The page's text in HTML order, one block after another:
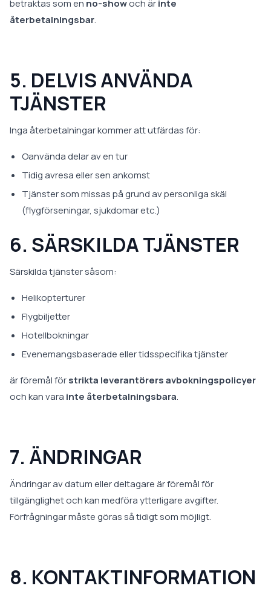
betraktas som en no-showoch ärinte
återbetalningsbar.
5. DELVIS ANVÄNDA
TJÄNSTER
Inga återbetalningar kommer att utfärdas för:
Oanvända delar av en tur
Tidig avresa eller sen ankomst
Tjänster som missas på grund av personliga skäl
(flygförseningar, sjukdomar etc.)
6. SÄRSKILDA TJÄNSTER
Särskilda tjänster såsom:
Helikopterturer
Flygbiljetter
Hotellbokningar
Evenemangsbaserade eller tidsspecifika tjänster
är föremål förstrikta leverantörers avbokningspolicyer
och kan vara inte återbetalningsbara.
7. ÄNDRINGAR
Ändringar av datum eller deltagare är föremål för
tillgänglighet och kan medföra ytterligare avgifter.
Förfrågningar måste göras så tidigt som möjligt.
8. KONTAKTINFORMATION